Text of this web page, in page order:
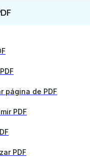
página de PDF
PDF
PDF